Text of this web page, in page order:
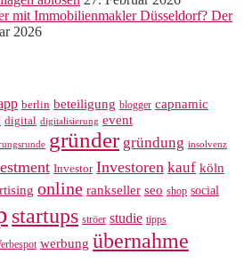
mit Immobilienmakler Düsseldorf? Der
2026
berlin beteiligung blogger capnamic
digital digitalisierung event
gründer gründung insolvenz
Investor Investoren kauf köln
online rankseller seo shop social
startups ströer studie tipps
werbung übernahme